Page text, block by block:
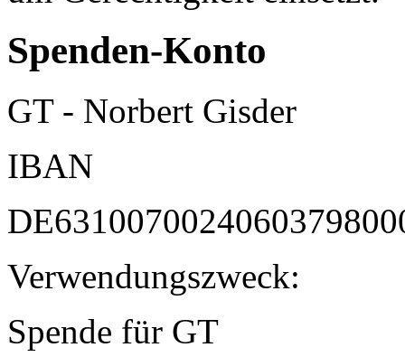
Spenden-Konto
GT - Norbert Gisder
IBAN
Verwendungszweck:
Spende für GT